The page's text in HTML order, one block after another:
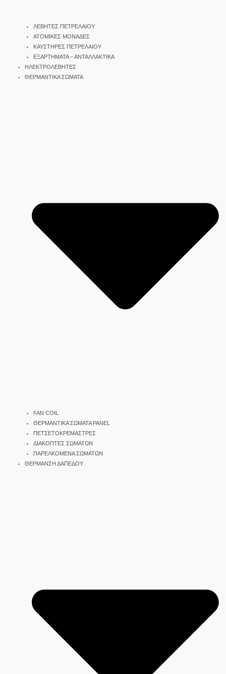
ΛΕΒΗΤΕΣ ΠΕΤΡΕΛΑΙΟΥ
ΑΤΟΜΙΚΕΣ ΜΟΝΑΔΕΣ
ΚΑΥΣΤΗΡΕΣ ΠΕΤΡΕΛΑΙΟΥ
ΕΞΑΡΤΗΜΑΤΑ – ΑΝΤΑΛΛΑΚΤΙΚΑ
ΗΛΕΚΤΡΟΛΕΒΗΤΕΣ
ΘΕΡΜΑΝΤΙΚΑ ΣΩΜΑΤΑ
FAN COIL
ΘΕΡΜΑΝΤΙΚΑ ΣΩΜΑΤΑ PANEL
ΠΕΤΣΕΤΟΚΡΕΜΑΣΤΡΕΣ
ΔΙΑΚΟΠΤΕΣ ΣΩΜΑΤΩΝ
ΠΑΡΕΛΚΟΜΕΝΑ ΣΩΜΑΤΩΝ
ΘΕΡΜΑΝΣΗ ΔΑΠΕΔΟΥ